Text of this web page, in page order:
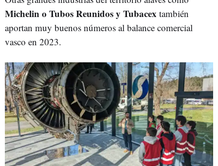
Michelin o Tubos Reunidos y Tubacex también
aportan muy buenos números al balance comercial
vasco en 2023.